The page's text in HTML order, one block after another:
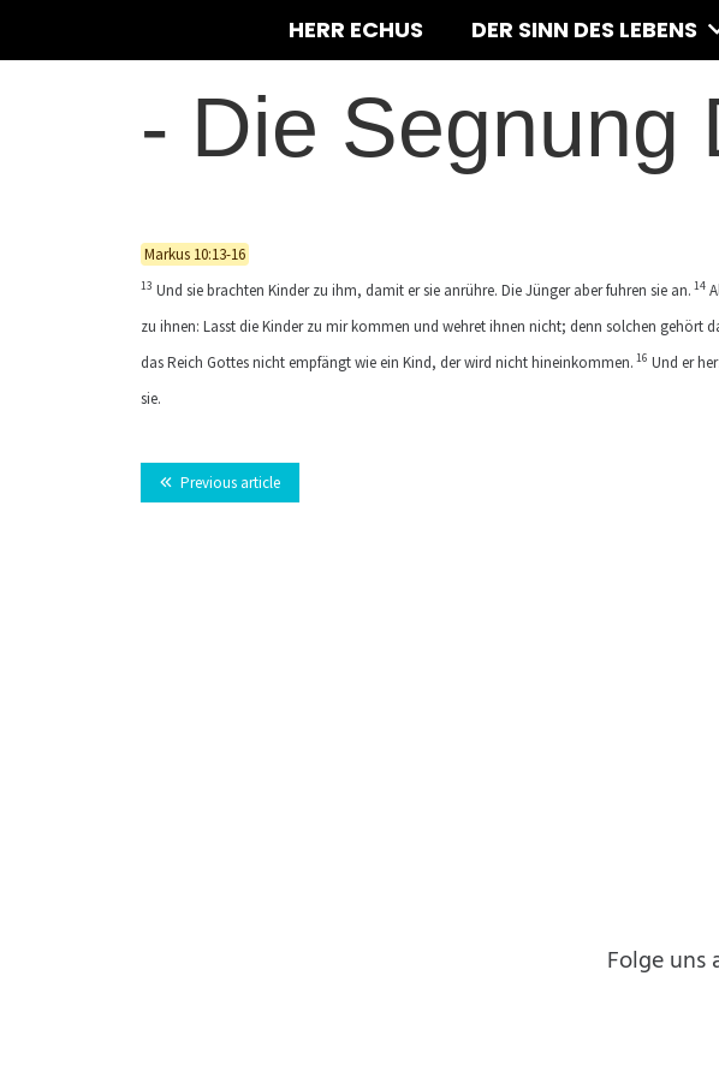
HERR ECHUS DER SINN DES LEBENS
- Die Segnung
Markus 10:13-16
13 Und sie brachten Kinder zu ihm, damit er sie anrühre. Die Jünger aber fuhren sie an. 14
zu ihnen: Lasst die Kinder zu mir kommen und wehret ihnen nicht; denn solchen gehört
das Reich Gottes nicht empfängt wie ein Kind, der wird nicht hineinkommen. 16 Und er
sie.
Previous article
Folge uns